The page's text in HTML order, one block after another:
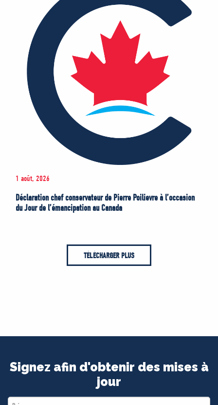
1 août, 2026
Déclaration chef conservateur de Pierre Poilievre à l’occasion
du Jour de l’émancipation au Canada
TÉLÉCHARGER PLUS
Signez afin d'obtenir des mises à
jour
First